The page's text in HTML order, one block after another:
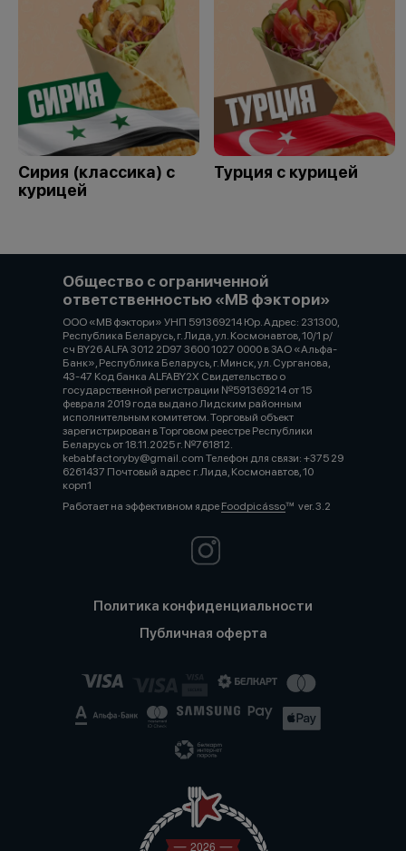
Сирия (классика) с
курицей
Турция с курицей
Общество с ограниченной
ответственностью «МВ фэктори»
ООО «МВ фэктори» УНП 591369214 Юр. Адрес: 231300,
Республика Беларусь, г. Лида, ул. Космонавтов, 10/1 р/
сч BY26 ALFA 3012 2D97 3600 1027 0000 в ЗАО «Альфа-
Банк», Республика Беларусь, г. Минск, ул. Сурганова,
43-47 Код банка ALFABY2X Свидетельство о
государственной регистрации №591369214 от 15
февраля 2019 года выдано Лидским районным
исполнительным комитетом. Торговый объект
зарегистрирован в Торговом реестре Республики
Беларусь от 18.11.2025 г. №761812.
kebabfactoryby@gmail.com Телефон для связи: +375 29
6261437 Почтовый адрес г. Лида, Космонавтов, 10
корп1
Работает на эффективном ядре Foodpicássover. 3.2
Политика конфиденциальности
Публичная оферта
2026